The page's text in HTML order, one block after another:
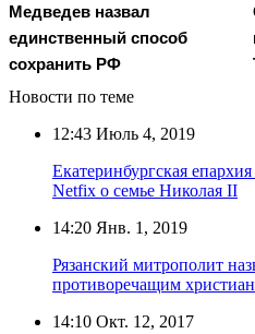
Медведев назвал
единственный способ
сохранить РФ
Новости по теме
12:43 Июль 4, 2019
Екатеринбургская
Netfix о семье Николая II
14:20 Янв. 1, 2019
Рязанский митрополит
противоречащим
14:10 Окт. 12, 2017